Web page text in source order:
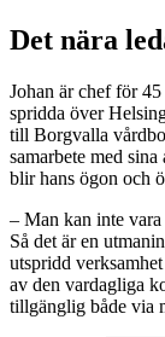
Det nära
Johan är chef för
spridda över
till Borgvalla
samarbete med
blir hans ögon och
– Man kan inte vara
Så det är en
utspridd
av den vardagliga
tillgänglig både via